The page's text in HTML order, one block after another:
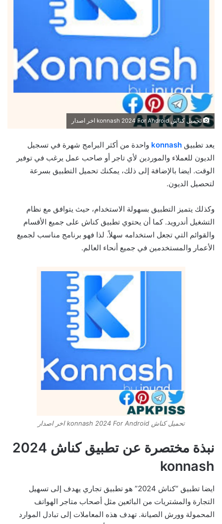
تحميل كناش konnash 2024 For Android اخر اصدار
يعد تطبيق konnash واحدة من أكثر البرامج شهرة في تسجيل
الديون للعملاء والموردين لأي تاجر أو صاحب عمل يرغب في توفير
الوقت. ايضا بالإضافة إلى ذلك، يمكنك تحميل التطبيق بسرعة
لتحصيل الديون.
وكذلك يتميز التطبيق بسهولة الاستخدام، حيث يتوافق مع نظام
التشغيل أندرويد. كما أن يحتوي تطبيق كناش على جميع الأقسام
والقوائم التي تجعل استخدامه سهلاً. لذا فهو برنامج مناسب لجميع
الأعمار والمستخدمين في جميع أنحاء العالم.
تحميل كناش konnash 2024 For Android اخر اصدار
نبذة مختصرة عن تطبيق كناش 2024
konnash
ايضا تطبيق “كناش 2024” هو تطبيق تجاري يهدف إلى تسهيل
التجارة والمشتريات من البائعين مثل أصحاب متاجر الهواتف
المحمولة وورش الصيانة. تهدف هذه المعاملات إلى تبادل الموارد